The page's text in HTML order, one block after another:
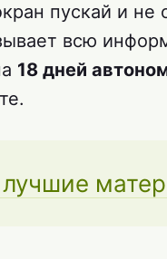
пускай и не
всю
18 дней